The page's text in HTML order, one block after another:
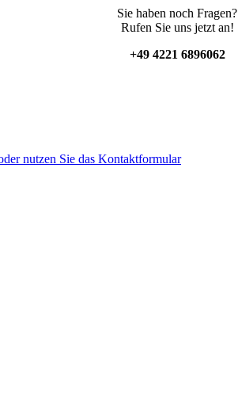
Sie haben noch Fragen?
Rufen Sie uns jetzt an!
+49 4221 6896062
nutzen Sie das Kontaktformular